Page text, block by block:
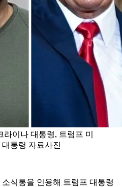
이나 대통령, 트럼프 미
통령 자료사진
식통을 인용해 트럼프 대통령